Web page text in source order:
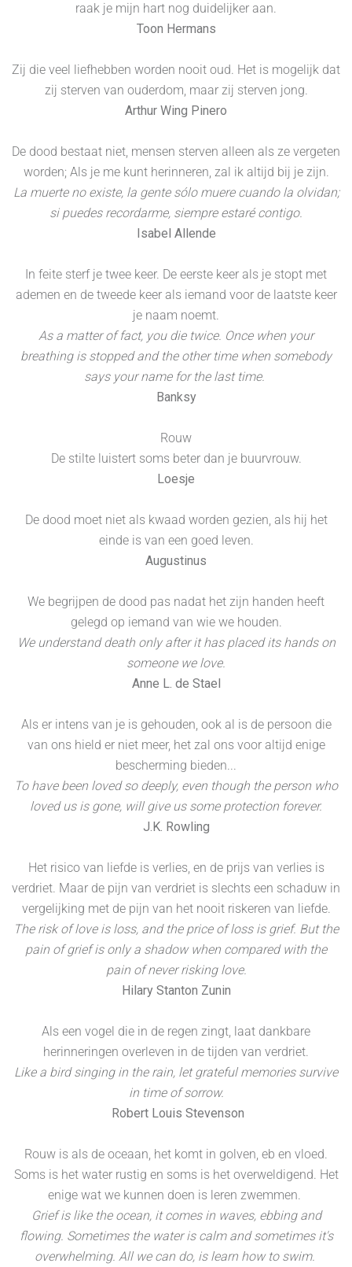
raak je mijn hart nog duidelijker aan.
Toon Hermans
Zij die veel liefhebben worden nooit oud. Het is mogelijk dat
zij sterven van ouderdom, maar zij sterven jong.
Arthur Wing Pinero
De dood bestaat niet, mensen sterven alleen als ze vergeten
worden; Als je me kunt herinneren, zal ik altijd bij je zijn.
La muerte no existe, la gente sólo muere cuando la olvidan;
si puedes recordarme, siempre estaré contigo.
Isabel Allende
In feite sterf je twee keer. De eerste keer als je stopt met
ademen en de tweede keer als iemand voor de laatste keer
je naam noemt.
As a matter of fact, you die twice. Once when your
breathing is stopped and the other time when somebody
says your name for the last time.
Banksy
Rouw
De stilte luistert soms beter dan je buurvrouw.
Loesje
De dood moet niet als kwaad worden gezien, als hij het
einde is van een goed leven.
Augustinus
We begrijpen de dood pas nadat het zijn handen heeft
gelegd op iemand van wie we houden.
We understand death only after it has placed its hands on
someone we love.
Anne L. de Stael
Als er intens van je is gehouden, ook al is de persoon die
van ons hield er niet meer, het zal ons voor altijd enige
bescherming bieden...
To have been loved so deeply, even though the person who
loved us is gone, will give us some protection forever.
J.K. Rowling
Het risico van liefde is verlies, en de prijs van verlies is
verdriet. Maar de pijn van verdriet is slechts een schaduw in
vergelijking met de pijn van het nooit riskeren van liefde.
The risk of love is loss, and the price of loss is grief. But the
pain of grief is only a shadow when compared with the
pain of never risking love.
Hilary Stanton Zunin
Als een vogel die in de regen zingt, laat dankbare
herinneringen overleven in de tijden van verdriet.
Like a bird singing in the rain, let grateful memories survive
in time of sorrow.
Robert Louis Stevenson
Rouw is als de oceaan, het komt in golven, eb en vloed.
Soms is het water rustig en soms is het overweldigend. Het
enige wat we kunnen doen is leren zwemmen.
Grief is like the ocean, it comes in waves, ebbing and
flowing. Sometimes the water is calm and sometimes it's
overwhelming. All we can do, is learn how to swim.